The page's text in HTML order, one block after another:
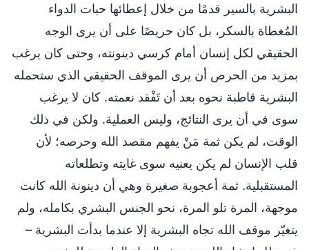
البشرية بالسير قدمًا من خلال إعطائها حبات الدواء
المُغطاة بالسكر، بل كان حريصًا على أن يرى الوجه
الحقيقي لكل إنسان أمام كرسي دينونته، وحتى كان يرغب
بمزيد من الحرص أن يرى الموقف الحقيقي الذي ستحمله
البشرية قاطبة نحوه بعد أن تَفْقد نعمته. كان لا يرغب
سوى في أن يرى النتائج، وليس العملية. ولكن في ذلك
الوقت، لم يكن ثمة مَنْ يفهم مقصد الله وحرصه؛ لأن
قلب الإنسان لم يكن يعنيه سوى غايته وتطلعاته
المستقبلية. ثمة أعجوبة صغيرة وهي أن دينونة الله كانت
موجهة، المرة تلو المرة، نحو الجنس البشري بكامله، ولم
يتغيّر موقف الله تجاه البشرية إلا عندما بدأت البشرية –